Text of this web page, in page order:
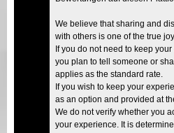
We believe that sharing and
with others is one of the true
If you do not need to keep
you plan to tell someone or
applies as the standard rate.
If you wish to keep your
as an option and provided at
We do not verify whether you
your experience. It is